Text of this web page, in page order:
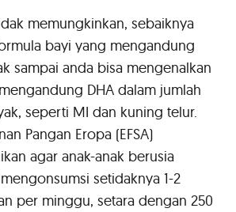
memungkinkan, sebaiknya
bayi yang mengandung
sampai anda bisa mengenalkan
DHA dalam jumlah
seperti MI dan kuning telur.
Pangan Eropa (EFSA)
agar anak-anak berusia
setidaknya 1-2
per minggu, setara dengan 250